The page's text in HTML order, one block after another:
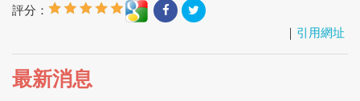
評分：
｜ 引用網址
最新消息